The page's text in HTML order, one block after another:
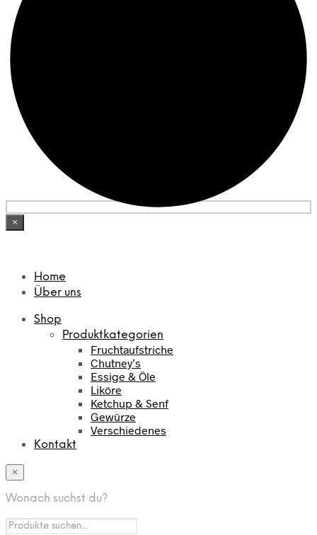
×
Home
Über uns
Shop
Produktkategorien
Fruchtaufstriche
Chutney’s
Essige & Öle
Liköre
Ketchup & Senf
Gewürze
Verschiedenes
Kontakt
×
Wonach suchst du?